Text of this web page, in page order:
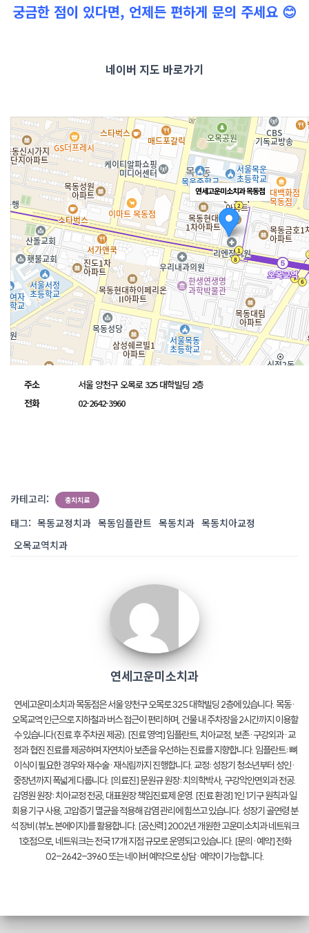
궁금한 점이 있다면, 언제든 편하게 문의 주세요 😊
​네이버 지도 바로가기
연세고운미소치과 목동점
주소
서울 양천구 오목로 325 대학빌딩 2층
전화
02-2642-3960
카테고리: 충치치료
태그: 목동교정치과 목동임플란트 목동치과 목동치아교정
오목교역치과
연세고운미소치과
연세고운미소치과 목동점은 서울 양천구 오목로 325 대학빌딩 2층에 있습니다. 목동·
오목교역 인근으로 지하철과 버스 접근이 편리하며, 건물 내 주차장을 2시간까지 이용할
수 있습니다(진료 후 주차권 제공). [진료 영역] 임플란트, 치아교정, 보존·구강외과·교
정과 협진 진료를 제공하며 자연치아 보존을 우선하는 진료를 지향합니다. 임플란트: 뼈
이식이 필요한 경우와 재수술·재식립까지 진행합니다. 교정: 성장기 청소년부터 성인·
중장년까지 폭넓게 다룹니다. [의료진] 문원규 원장: 치의학박사, 구강악안면외과 전공.
김영원 원장: 치아교정 전공, 대표원장 책임진료제 운영. [진료 환경] 1인 1기구 원칙과 일
회용 기구 사용, 고압증기 멸균을 적용해 감염 관리에 힘쓰고 있습니다. 성장기 골연령 분
석 장비(뷰노 본에이지)를 활용합니다. [공신력] 2002년 개원한 고운미소치과 네트워크
1호점으로, 네트워크는 전국 17개 지점 규모로 운영되고 있습니다. [문의·예약] 전화
02-2642-3960 또는 네이버 예약으로 상담·예약이 가능합니다.